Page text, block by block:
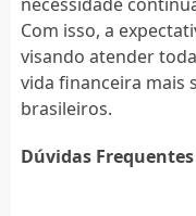
Com isso, a
visando atender
vida financeira mais
brasileiros.
Dúvidas